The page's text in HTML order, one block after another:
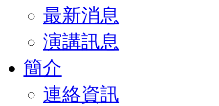
最新消息
演講訊息
簡介
連絡資訊